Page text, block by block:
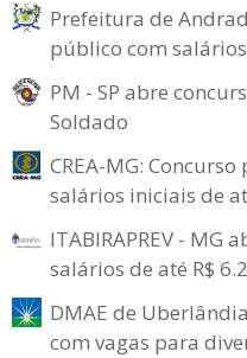
Prefeitura de
público com
PM - SP abre
Soldado
CREA-MG:
salários iniciais de
ITABIRAPREV - MG
salários de até R$
DMAE de
com vagas para